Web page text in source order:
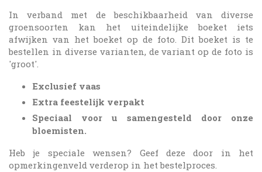
In verband met de beschikbaarheid van diverse
groensoorten kan het uiteindelijke boeket iets
afwijken van het boeket op de foto. Dit boeket is te
bestellen in diverse varianten, de variant op de foto is
'groot'.
Exclusief vaas
Extra feestelijk verpakt
Speciaal voor u samengesteld door onze
bloemisten.
Heb je speciale wensen? Geef deze door in het
opmerkingenveld verderop in het bestelproces.